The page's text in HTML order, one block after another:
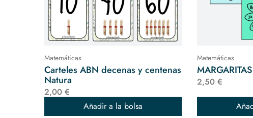
Matemáticas
Carteles ABN decenas y centenas
Natura
2,00 €
Añadir a la bolsa
Matemáticas
2,50 €